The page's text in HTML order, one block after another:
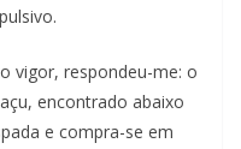
vigor, respondeu-me: o
encontrado abaixo
e compra-se em